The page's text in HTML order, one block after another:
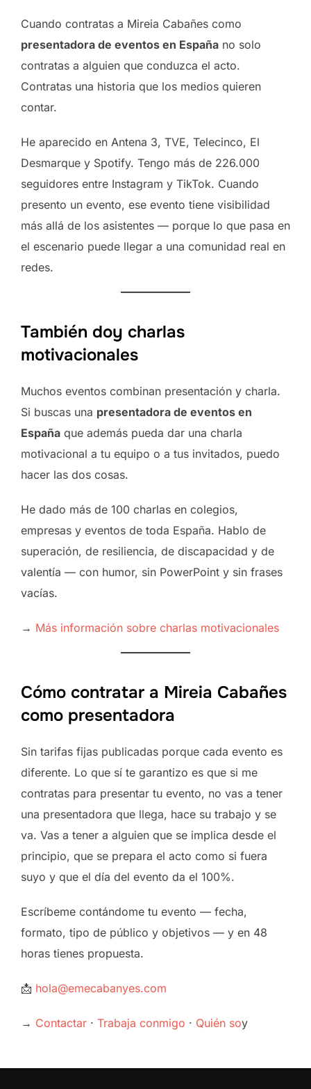
Cuando contratas a Mireia Cabañes como
presentadora de eventos en España no solo
contratas a alguien que conduzca el acto.
Contratas una historia que los medios quieren
contar.
He aparecido en Antena 3, TVE, Telecinco, El
Desmarque y Spotify. Tengo más de 226.000
seguidores entre Instagram y TikTok. Cuando
presento un evento, ese evento tiene visibilidad
más allá de los asistentes — porque lo que pasa en
el escenario puede llegar a una comunidad real en
redes.
También doy charlas
motivacionales
Muchos eventos combinan presentación y charla.
Si buscas una presentadora de eventos en
España que además pueda dar una charla
motivacional a tu equipo o a tus invitados, puedo
hacer las dos cosas.
He dado más de 100 charlas en colegios,
empresas y eventos de toda España. Hablo de
superación, de resiliencia, de discapacidad y de
valentía — con humor, sin PowerPoint y sin frases
vacías.
→ Más información sobre charlas motivacionales
Cómo contratar a Mireia Cabañes
como presentadora
Sin tarifas fijas publicadas porque cada evento es
diferente. Lo que sí te garantizo es que si me
contratas para presentar tu evento, no vas a tener
una presentadora que llega, hace su trabajo y se
va. Vas a tener a alguien que se implica desde el
principio, que se prepara el acto como si fuera
suyo y que el día del evento da el 100%.
Escríbeme contándome tu evento — fecha,
formato, tipo de público y objetivos — y en 48
horas tienes propuesta.
📩 hola@emecabanyes.com
→ Contactar · Trabaja conmigo · Quién soy